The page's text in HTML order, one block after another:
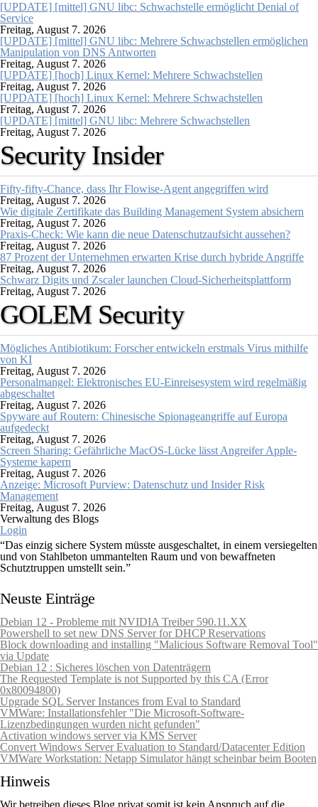
[UPDATE] [mittel] GNU libc: Schwachstelle ermöglicht Denial of
Service
Freitag, August 7. 2026
[UPDATE] [mittel] GNU libc: Mehrere Schwachstellen ermöglichen
Manipulation von DNS Antworten
Freitag, August 7. 2026
[UPDATE] [hoch] Linux Kernel: Mehrere Schwachstellen
Freitag, August 7. 2026
[UPDATE] [hoch] Linux Kernel: Mehrere Schwachstellen
Freitag, August 7. 2026
[UPDATE] [mittel] GNU libc: Mehrere Schwachstellen
Freitag, August 7. 2026
Security Insider
Fifty-fifty-Chance, dass Ihr Flowise-Agent angegriffen wird
Freitag, August 7. 2026
Wie digitale Zertifikate das Building Management System absichern
Freitag, August 7. 2026
Praxis-Check: Wie kann die neue Datenschutzaufsicht aussehen?
Freitag, August 7. 2026
87 Prozent der Unternehmen erwarten Krise durch hybride Angriffe
Freitag, August 7. 2026
Schwarz Digits und Zscaler launchen Cloud-Sicherheitsplattform
Freitag, August 7. 2026
GOLEM Security
Mögliches Antibiotikum: Forscher entwickeln erstmals Virus mithilfe
von KI
Freitag, August 7. 2026
Personalmangel: Elektronisches EU-Einreisesystem wird regelmäßig
abgeschaltet
Freitag, August 7. 2026
Spyware auf Routern: Chinesische Spionageangriffe auf Europa
aufgedeckt
Freitag, August 7. 2026
Screen Sharing: Gefährliche MacOS-Lücke lässt Angreifer Apple-
Systeme kapern
Freitag, August 7. 2026
Anzeige: Microsoft Purview: Datenschutz und Insider Risk
Management
Freitag, August 7. 2026
Verwaltung des Blogs
Login
“Das einzig sichere System müsste ausgeschaltet, in einem versiegelten
und von Stahlbeton ummantelten Raum und von bewaffneten
Schutztruppen umstellt sein.”
Neuste Einträge
Debian 12 - Probleme mit NVIDIA Treiber 590.11.XX
Powershell to set new DNS Server for DHCP Reservations
Block downloading and installing "Malicious Software Removal Tool"
via Update
Debian 12 : Sicheres löschen von Datenträgern
The Requested Template is not Supported by this CA (Error
0x80094800)
Upgrade SQL Server Instances from Eval to Standard
VMWare: Installationsfehler "Die Microsoft-Software-
Lizenzbedingungen wurden nicht gefunden"
Activation windows server via KMS Server
Convert Windows Server Evaluation to Standard/Datacenter Edition
VMWare Workstation: Netapp Simulator hängt scheinbar beim Booten
Hinweis
Wir betreiben dieses Blog privat somit ist kein Anspruch auf die